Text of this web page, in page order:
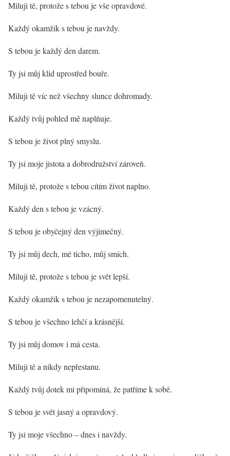
Miluji tě, protože s tebou je vše opravdové.
Každý okamžik s tebou je navždy.
S tebou je každý den darem.
Ty jsi můj klid uprostřed bouře.
Miluji tě víc než všechny slunce dohromady.
Každý tvůj pohled mě naplňuje.
S tebou je život plný smyslu.
Ty jsi moje jistota a dobrodružství zároveň.
Miluji tě, protože s tebou cítím život naplno.
Každý den s tebou je vzácný.
S tebou je obyčejný den výjimečný.
Ty jsi můj dech, mé ticho, můj smích.
Miluji tě, protože s tebou je svět lepší.
Každý okamžik s tebou je nezapomenutelný.
S tebou je všechno lehčí a krásnější.
Ty jsi můj domov i má cesta.
Miluji tě a nikdy nepřestanu.
Každý tvůj dotek mi připomíná, že patříme k sobě.
S tebou je svět jasný a opravdový.
Ty jsi moje všechno – dnes i navždy.